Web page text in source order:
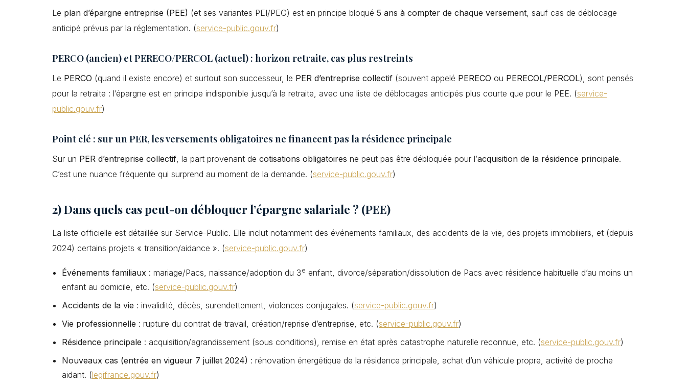
Le plan d’épargne entreprise (PEE) (et ses variantes PEI/PEG) est en principe bloqué 5 ans à compter de chaque versement, sauf cas de déblocage
anticipé prévus par la réglementation. (service-public.gouv.fr)
PERCO (ancien) et PERECO/PERCOL (actuel) : horizon retraite, cas plus restreints
Le PERCO (quand il existe encore) et surtout son successeur, le PER d’entreprise collectif (souvent appelé PERECO ou PERECOL/PERCOL), sont pensés
pour la retraite : l’épargne est en principe indisponible jusqu’à la retraite, avec une liste de déblocages anticipés plus courte que pour le PEE. (service-
public.gouv.fr)
Point clé : sur un PER, les versements obligatoires ne financent pas la résidence principale
Sur un PER d’entreprise collectif, la part provenant de cotisations obligatoires ne peut pas être débloquée pour l’acquisition de la résidence principale.
C’est une nuance fréquente qui surprend au moment de la demande. (service-public.gouv.fr)
2) Dans quels cas peut-on débloquer l’épargne salariale ? (PEE)
La liste officielle est détaillée sur Service-Public. Elle inclut notamment des événements familiaux, des accidents de la vie, des projets immobiliers, et (depuis
2024) certains projets « transition/aidance ». (service-public.gouv.fr)
Événements familiaux : mariage/Pacs, naissance/adoption du 3e enfant, divorce/séparation/dissolution de Pacs avec résidence habituelle d’au moins un
enfant au domicile, etc. (service-public.gouv.fr)
Accidents de la vie : invalidité, décès, surendettement, violences conjugales. (service-public.gouv.fr)
Vie professionnelle : rupture du contrat de travail, création/reprise d’entreprise, etc. (service-public.gouv.fr)
Résidence principale : acquisition/agrandissement (sous conditions), remise en état après catastrophe naturelle reconnue, etc. (service-public.gouv.fr)
Nouveaux cas (entrée en vigueur 7 juillet 2024) : rénovation énergétique de la résidence principale, achat d’un véhicule propre, activité de proche
aidant. (legifrance.gouv.fr)